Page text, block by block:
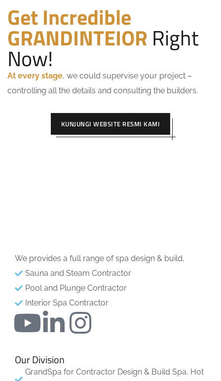
Get Incredible
GRANDINTEIOR Right
Now!
At every stage, we could supervise your project –
controlling all the details and consulting the builders.
KUNJUNGI WEBSITE RESMI KAMI
We provides a full range of spa design & build,
Sauna and Steam Contractor
Pool and Plunge Contractor
Interior Spa Contractor
Our Division
GrandSpa for Contractor Design & Build Spa, Hot